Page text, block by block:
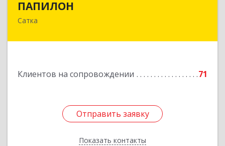
ПАПИЛОН
Сатка
Клиентов на сопровождении 71
Отправить заявку
Показать контакты
456910, Челябинская обл, Саткинский р-н, г
Отправить заявку
Назад